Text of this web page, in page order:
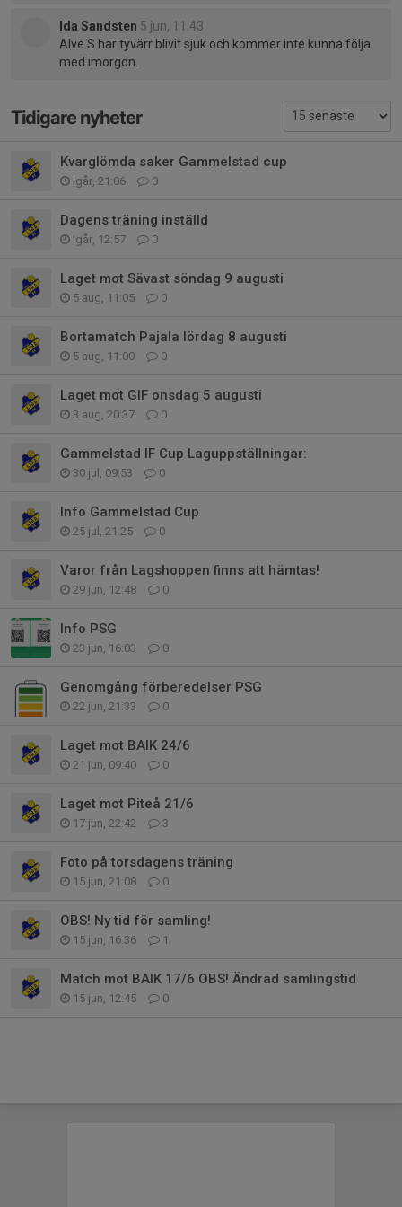
Ida Sandsten 5 jun, 11:43
Alve S har tyvärr blivit sjuk och kommer inte kunna följa
med imorgon.
Tidigare nyheter
Kvarglömda saker Gammelstad cup
Igår, 21:06 0
Dagens träning inställd
Igår, 12:57 0
Laget mot Sävast söndag 9 augusti
5 aug, 11:05 0
Bortamatch Pajala lördag 8 augusti
5 aug, 11:00 0
Laget mot GIF onsdag 5 augusti
3 aug, 20:37 0
Gammelstad IF Cup Laguppställningar:
30 jul, 09:53 0
Info Gammelstad Cup
25 jul, 21:25 0
Varor från Lagshoppen finns att hämtas!
29 jun, 12:48 0
Info PSG
23 jun, 16:03 0
Genomgång förberedelser PSG
22 jun, 21:33 0
Laget mot BAIK 24/6
21 jun, 09:40 0
Laget mot Piteå 21/6
17 jun, 22:42 3
Foto på torsdagens träning
15 jun, 21:08 0
OBS! Ny tid för samling!
15 jun, 16:36 1
Match mot BAIK 17/6 OBS! Ändrad samlingstid
15 jun, 12:45 0